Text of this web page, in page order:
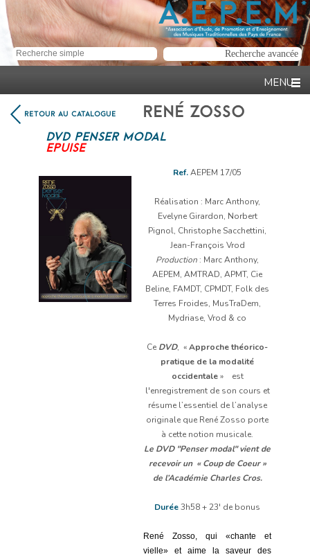
RETOUR AU CATALOGUE RENÉ ZOSSO
DVD PENSER MODAL
EPUISE
Ref.AEPEM 17/05
Réalisation : Marc Anthony,
Evelyne Girardon, Norbert
Pignol, Christophe Sacchettini,
Jean-François Vrod
Production : Marc Anthony,
AEPEM, AMTRAD, APMT, Cie
Beline, FAMDT, CPMDT, Folk des
Terres Froides, MusTraDem,
Mydriase, Vrod & co
Ce DVD, «Approche théorico-
pratique de la modalité
occidentale» est
l'enregistrement de son cours et
résume l’essentiel de l’analyse
originale que René Zosso porte
à cette notion musicale.
Le DVD "Penser modal" vient de
recevoir un « Coup de Coeur »
de l’Académie Charles Cros.
Durée3h58 + 23' de bonus
René Zosso, qui «chante et
vielle» et aime la saveur des